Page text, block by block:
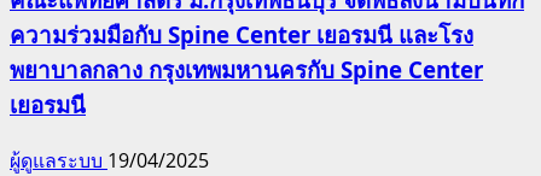
ความร่วมมือกับ Spine Center เยอรมนี และโรง
พยาบาลกลาง กรุงเทพมหานครกับ Spine Center
เยอรมนี
ผู้ดูแลระบบ 19/04/2025